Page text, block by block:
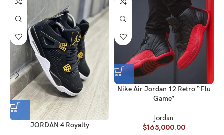
JORDAN 4 Royalty
Nike Air Jordan 12 Retro “Flu
Game”
Jordan
$165,000.00